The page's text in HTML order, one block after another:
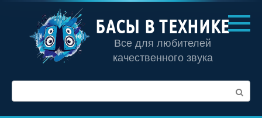
контенту
БАСЫ В ТЕХНИКЕ
Все для любителей
качественного звука